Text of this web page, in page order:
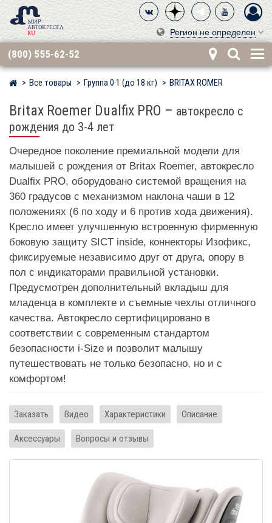
Регион не определен
(800) 555-62-52
Мир детских автокресел
Все товары Группа 0·1 (до 18 кг) BRITAX RÖMER
Britax Roemer Dualfix PRO – автокресло с
рождения до 3-4 лет
Очередное поколение премиальной модели для
малышей с рождения от Britax Roemer, автокресло
Dualfix PRO, оборудовано системой вращения на
360 градусов с механизмом наклона чаши в 12
положениях (6 по ходу и 6 против хода движения).
Кресло имеет улучшенную встроенную фирменную
боковую защиту SICT inside, коннекторы Изофикс,
фиксируемые независимо друг от друга, опору в
пол с индикаторами правильной установки.
Предусмотрен дополнительный вкладыш для
младенца в комплекте и съемные чехлы отличного
качества. Автокресло сертифицировано в
соответствии с современным стандартом
безопасности i-Size и позволит малышу
путешествовать не только безопасно, но и с
комфортом!
Заказать Видео Характеристики Описание
Аксессуары Вопросы и отзывы